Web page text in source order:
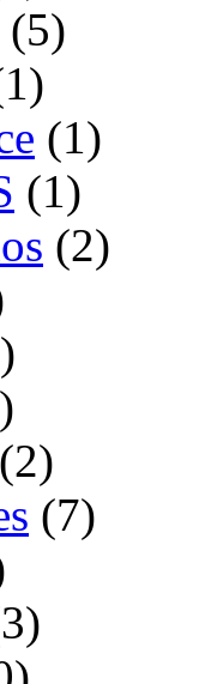
(5)
(1)
(1)
(2)
(2)
(7)